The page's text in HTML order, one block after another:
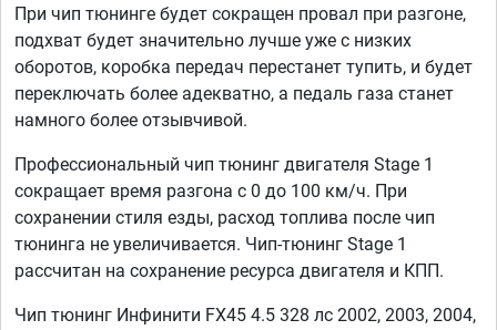
При чип тюнинге будет сокращен провал при разгоне,
подхват будет значительно лучше уже с низких
оборотов, коробка передач перестанет тупить, и будет
переключать более адекватно, а педаль газа станет
намного более отзывчивой.
Профессиональный чип тюнинг двигателя Stage 1
сокращает время разгона с 0 до 100 км/ч. При
сохранении стиля езды, расход топлива после чип
тюнинга не увеличивается. Чип-тюнинг Stage 1
рассчитан на сохранение ресурса двигателя и КПП.
Чип тюнинг Инфинити FX45 4.5 328 лс 2002, 2003, 2004,